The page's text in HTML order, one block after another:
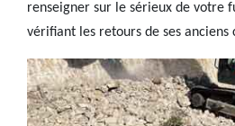
renseigner sur le sérieux de votre
vérifiant les retours de ses anciens